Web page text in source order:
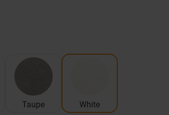
Taupe White